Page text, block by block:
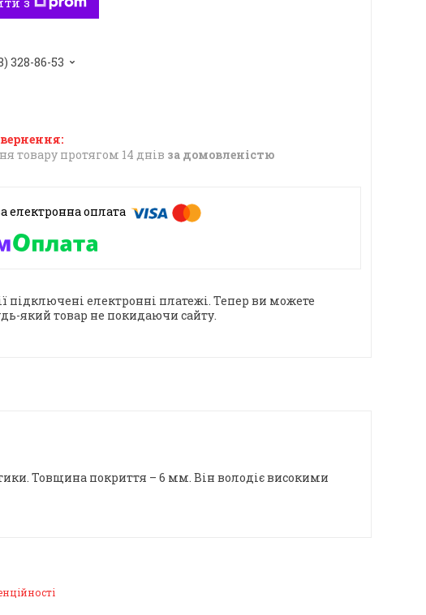
328-86-53
товару протягом 14 днів за домовленістю
підключені електронні платежі. Тепер ви можете
який товар не покидаючи сайту.
Товщина покриття – 6 мм. Він володіє високими